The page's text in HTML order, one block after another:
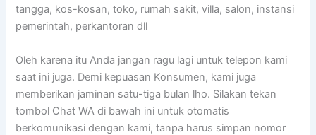
tangga, kos-kosan, toko, rumah sakit, villa, salon, instansi
pemerintah, perkantoran dll
Oleh karena itu Anda jangan ragu lagi untuk telepon kami
saat ini juga. Demi kepuasan Konsumen, kami juga
memberikan jaminan satu-tiga bulan lho. Silakan tekan
tombol Chat WA di bawah ini untuk otomatis
berkomunikasi dengan kami, tanpa harus simpan nomor